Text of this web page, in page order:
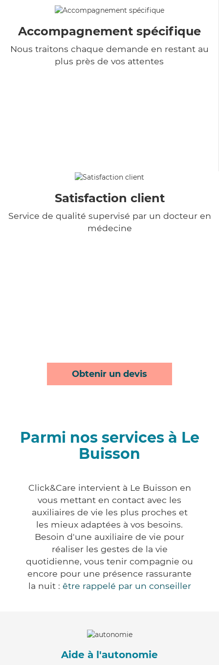
Accompagnement spécifique
Nous traitons chaque demande en restant au
plus près de vos attentes
Satisfaction client
Service de qualité supervisé par un docteur en
médecine
Obtenir un devis
Parmi nos services à Le
Buisson
Click&Care intervient à Le Buisson en
vous mettant en contact avec les
auxiliaires de vie les plus proches et
les mieux adaptées à vos besoins.
Besoin d'une auxiliaire de vie pour
réaliser les gestes de la vie
quotidienne, vous tenir compagnie ou
encore pour une présence rassurante
la nuit : être rappelé par un conseiller
Aide à l'autonomie